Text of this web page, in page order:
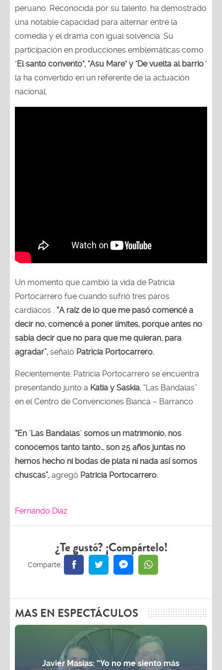
peruano. Reconocida por su talento, ha demostrado
una notable capacidad para alternar entre la
comedia y el drama con igual solvencia. Su
participación en producciones emblemáticas como
"El santo convento", "Asu Mare" y "De vuelta al barrio"
la ha convertido en un referente de la actuación
nacional.
Un momento que cambió la vida de Patricia
Portocarrero fue cuando sufrió tres paros
cardiacos . “A raíz de lo que me pasó comencé a
decir no, comencé a poner límites, porque antes no
sabía decir que no para que me quieran, para
agradar”, señaló Patricia Portocarrero.
Recientemente, Patricia Portocarrero se encuentra
presentando junto a Katia y Saskia, “Las Bandalas”
en el Centro de Convenciones Bianca – Barranco.
“En ´Las Bandalas´ somos un matrimonio, nos
conocemos tanto tanto… son 25 años juntas no
hemos hecho ni bodas de plata ni nada así somos
chuscas”, agregó Patricia Portocarrero.
Fernando Díaz
¿Te gustó? ¡Compártelo!
MAS EN ESPECTÁCULOS
Javier Masías: “Yo no me siento más